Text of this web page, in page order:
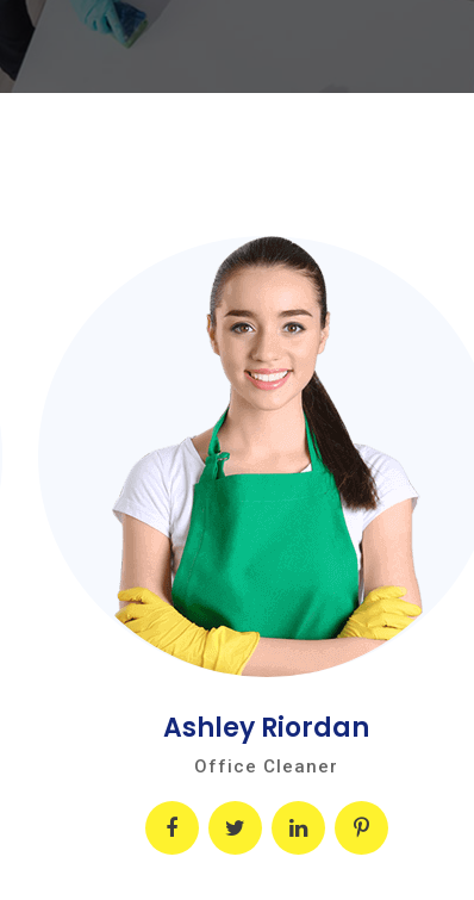
Ashley Riordan
Office Cleaner